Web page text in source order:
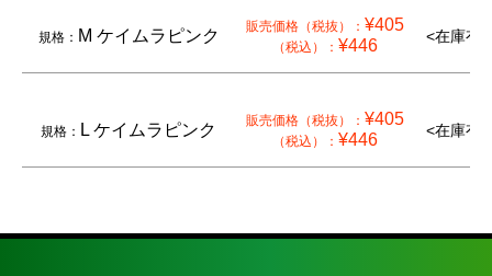
規格： M ケイムラピンク 販売価格（税抜）： ¥405
（税込）： ¥446 <在庫有
規格： L ケイムラピンク 販売価格（税抜）： ¥405
（税込）： ¥446 <在庫有